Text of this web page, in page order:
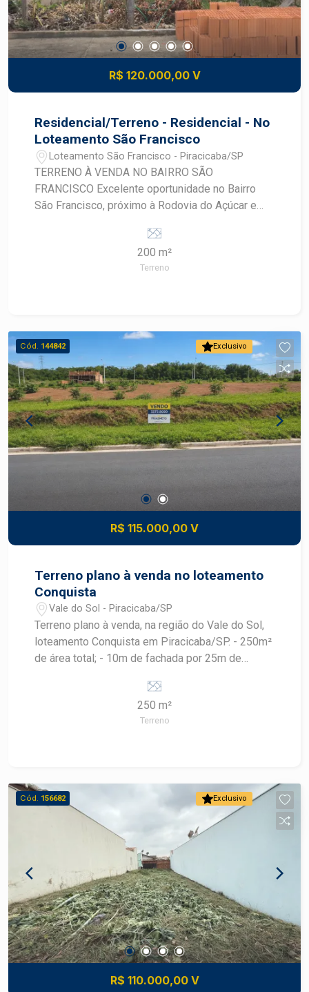
R$ 120.000,00 V
Residencial/Terreno - Residencial - No
Loteamento São Francisco
Loteamento São Francisco - Piracicaba/SP
TERRENO À VENDA NO BAIRRO SÃO
FRANCISCO Excelente oportunidade no Bairro
São Francisco, próximo à Rodovia do Açúcar e
fácil acesso às principais vias da cidade. Terreno
ideal para construção residencial ou
investimento, situado em região em constante
Regional Bairro tranquilo e bem estruturado Área
total de 200 m² (08X25 m²) Entre em contato para
mais informações e agende uma visita!
200 m²
Terreno
Exclusivo
Cód. 144842
R$ 115.000,00 V
Terreno plano à venda no loteamento
Conquista
Vale do Sol - Piracicaba/SP
Terreno plano à venda, na região do Vale do Sol,
loteamento Conquista em Piracicaba/SP. - 250m²
de área total; - 10m de fachada por 25m de
250 m²
Terreno
Exclusivo
Cód. 156682
R$ 110.000,00 V